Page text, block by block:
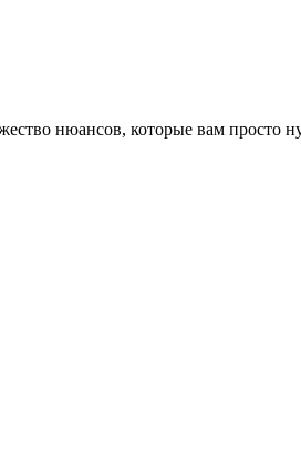
нюансов, которые вам просто